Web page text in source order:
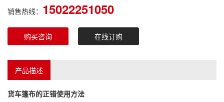
销售热线： 15022251050
购买咨询 在线订购
产品描述
货车篷布的正错使用方法